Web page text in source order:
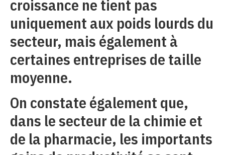
croissance ne tient pas
uniquement aux poids lourds du
secteur, mais également à
certaines entreprises de taille
moyenne.
On constate également que,
dans le secteur de la chimie et
de la pharmacie, les importants